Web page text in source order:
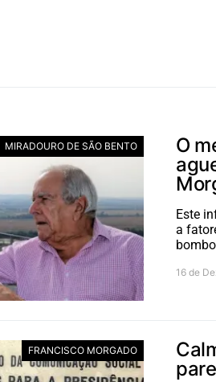
MIRADOURO DE SÃO BENTO
O
Este
a
16 de
FRANCISCO MORGADO